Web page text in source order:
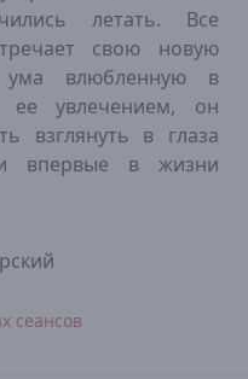
летать. Все
свою новую
ума влюбленную в
ее увлечением, он
взглянуть в глаза
впервые в жизни
сеансов